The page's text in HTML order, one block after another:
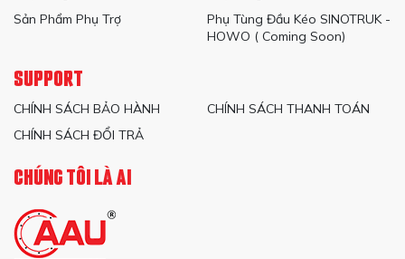
Sản Phẩm Phụ Trợ
Phụ Tùng Đầu Kéo SINOTRUK -
HOWO ( Coming Soon)
SUPPORT
CHÍNH SÁCH BẢO HÀNH
CHÍNH SÁCH THANH TOÁN
CHÍNH SÁCH ĐỔI TRẢ
CHÚNG TÔI LÀ AI